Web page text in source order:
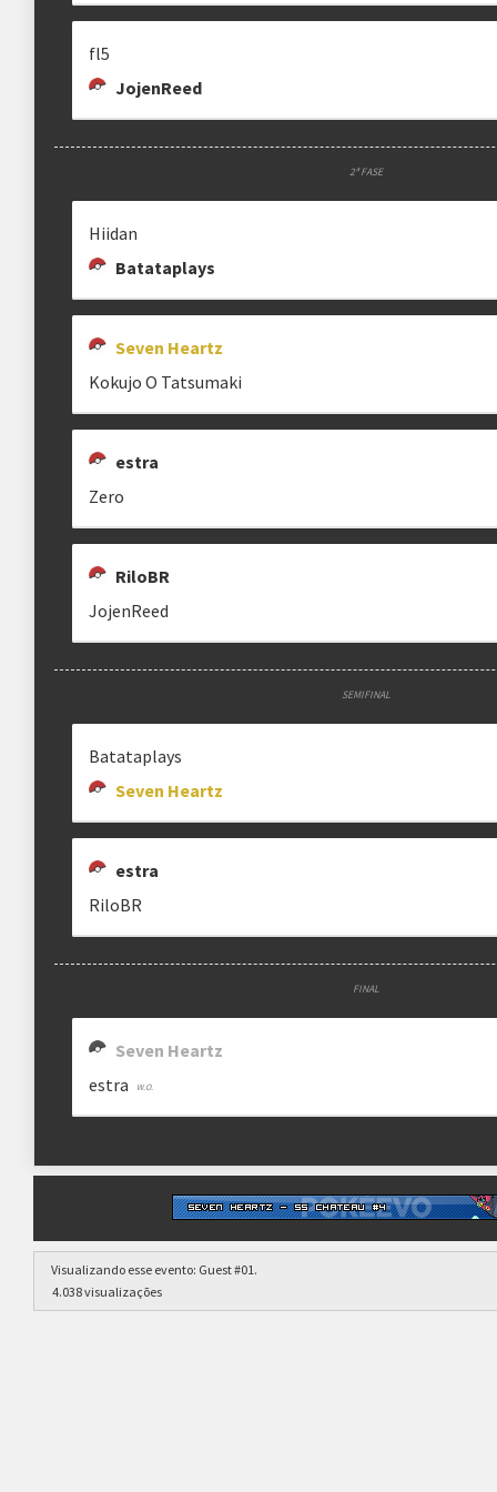
fl5
JojenReed
2ª FASE
Hiidan
Batataplays
Seven Heartz
Kokujo O Tatsumaki
estra
Zero
RiloBR
JojenReed
SEMIFINAL
Batataplays
Seven Heartz
estra
RiloBR
FINAL
Seven Heartz
estra
Visualizando esse evento: Guest #01.
4.038 visualizações